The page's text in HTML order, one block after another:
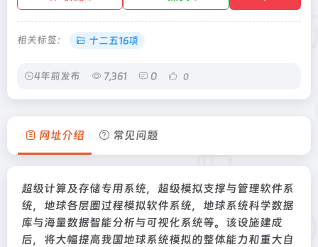
相关标签： 十二五16项
4年前发布 7,361 0 0
网址介绍 常见问题
超级计算及存储专用系统，超级模拟支撑与管理软件系
统，地球各层圈过程模拟软件系统，地球系统科学数据
库与海量数据智能分析与可视化系统等。该设施建成
后，将大幅提高我国地球系统模拟的整体能力和重大自